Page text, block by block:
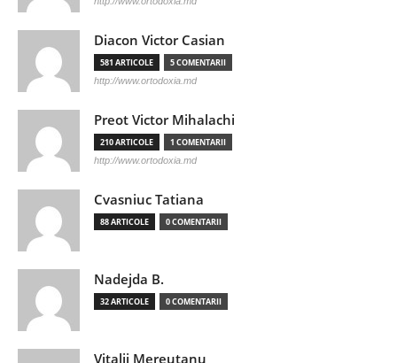
Diacon Victor Casian
581 ARTICOLE 5 COMENTARII
http://www.ortodoxia.md
Preot Victor Mihalachi
210 ARTICOLE 1 COMENTARII
http://www.ortodoxia.md
Cvasniuc Tatiana
88 ARTICOLE 0 COMENTARII
Nadejda B.
32 ARTICOLE 0 COMENTARII
Vitalii Mereutanu